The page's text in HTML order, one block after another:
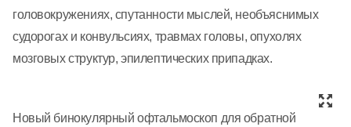
головокружениях, спутанности мыслей, необъяснимых
судорогах и конвульсиях, травмах головы, опухолях
мозговых структур, эпилептических припадках.
Новый бинокулярный офтальмоскоп для обратной